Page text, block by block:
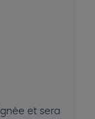
et sera